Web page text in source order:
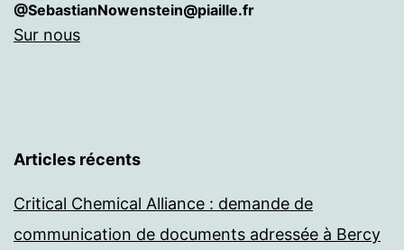
@SebastianNowenstein@piaille.fr
Sur nous
Articles récents
Critical Chemical Alliance : demande de
communication de documents adressée à Bercy